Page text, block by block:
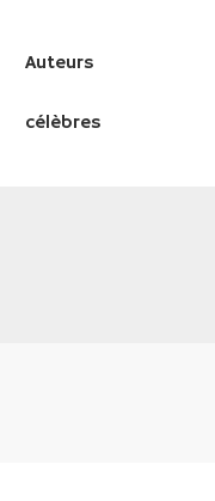
Auteurs
célèbres